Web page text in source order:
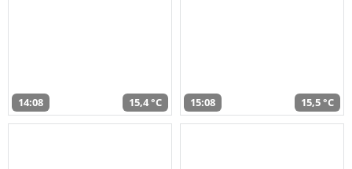
14:08 15,4 °C 15:08 15,5 °C